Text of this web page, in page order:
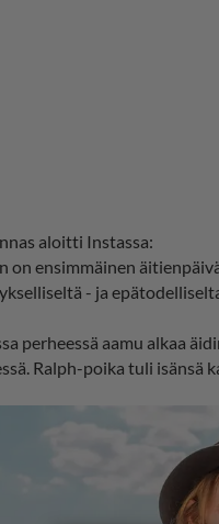
aloitti Instassa:
on ensimmäinen
- ja
perheessä aamu alkaa
Ralph-poika tuli isänsä